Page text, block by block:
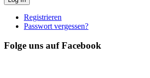
Registrieren
Passwort vergessen?
Folge uns auf Facebook